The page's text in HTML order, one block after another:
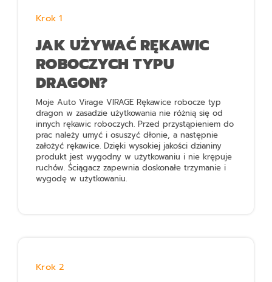
Krok 1
JAK UŻYWAĆ RĘKAWIC
ROBOCZYCH TYPU
DRAGON?
Moje Auto Virage VIRAGE Rękawice robocze typ
dragon w zasadzie użytkowania nie różnią się od
innych rękawic roboczych. Przed przystąpieniem do
prac należy umyć i osuszyć dłonie, a następnie
założyć rękawice. Dzięki wysokiej jakości dzianiny
produkt jest wygodny w użytkowaniu i nie krępuje
ruchów. Ściągacz zapewnia doskonałe trzymanie i
wygodę w użytkowaniu.
Krok 2